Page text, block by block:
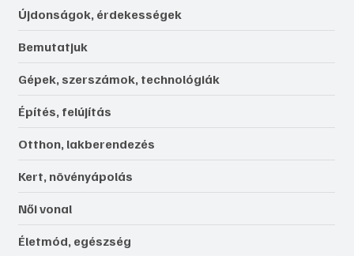
Újdonságok, érdekességek
Bemutatjuk
Gépek, szerszámok, technológiák
Építés, felújítás
Otthon, lakberendezés
Kert, növényápolás
Női vonal
Életmód, egészség